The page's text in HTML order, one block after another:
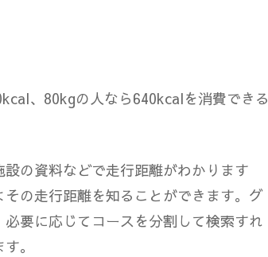
、80kgの人なら640kcalを消費できる
の資料などで走行距離がわかります
の走行距離を知ることができます。グ
要に応じてコースを分割して検索すれ
。